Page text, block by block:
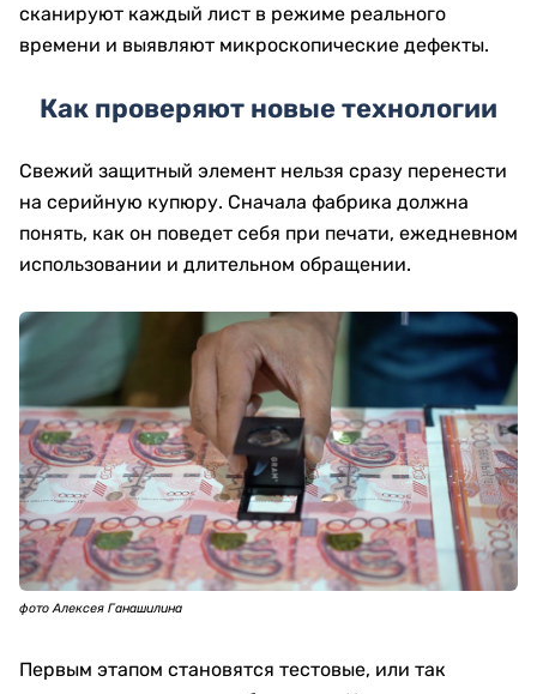
сканируют каждый лист в режиме реального
времени и выявляют микроскопические дефекты.
Как проверяют новые технологии
Свежий защитный элемент нельзя сразу перенести
на серийную купюру. Сначала фабрика должна
понять, как он поведет себя при печати, ежедневном
использовании и длительном обращении.
фото Алексея Ганашилина
Первым этапом становятся тестовые, или так